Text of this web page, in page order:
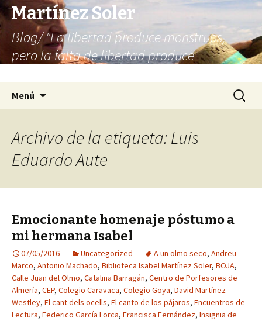
Martínez Soler
Blog/ "La libertad produce monstruos,
pero la falta de libertad produce
Menú Buscar:
Archivo de la etiqueta: Luis
Eduardo Aute
Emocionante homenaje póstumo a
mi hermana Isabel
07/05/2016 Uncategorized A un olmo seco, Andreu
Marco, Antonio Machado, Biblioteca Isabel Martínez Soler, BOJA,
Calle Juan del Olmo, Catalina Barragán, Centro de Porfesores de
Almería, CEP, Colegio Caravaca, Colegio Goya, David Martínez
Westley, El cant dels ocells, El canto de los pájaros, Encuentros de
Lectura, Federico García Lorca, Francisca Fernández, Insignia de